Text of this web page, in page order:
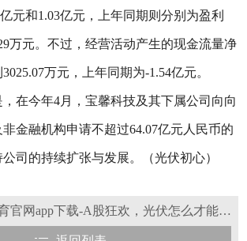
元和1.03亿元，上年同期则分别为盈利
万元。不过，经营活动产生的现金流量净
万元，上年同期为-1.54亿元。
在今年4月，宝馨科技及其下属公司向向
金融机构申请不超过64.07亿元人民币的
司的持续扩张与发展。（光伏初心）
上一条：乐鱼体育官网app下载-A股狂欢，光伏怎么才能翻盘？